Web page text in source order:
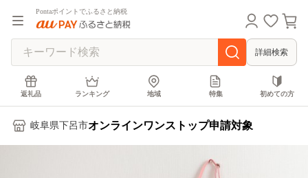
Pontaポイントでふるさと納税
詳細検索
返礼品 ランキング 地域 特集 初めての方
岐阜県下呂市オンラインワンストップ申請対象